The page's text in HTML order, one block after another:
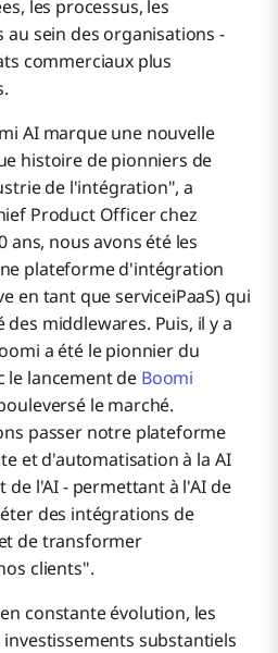
les processus, les
au sein des organisations -
commerciaux plus
AI marque une nouvelle
histoire de pionniers de
de l'intégration", a
Product Officer chez
ans, nous avons été les
plateforme d'intégration
en tant que serviceiPaaS) qui
middlewares. Puis, il y a
a été le pionnier du
le lancement de Boomi
le marché.
passer notre plateforme
et d'automatisation à la AI
l'AI - permettant à l'AI de
des intégrations de
de transformer
clients".
constante évolution, les
substantiels